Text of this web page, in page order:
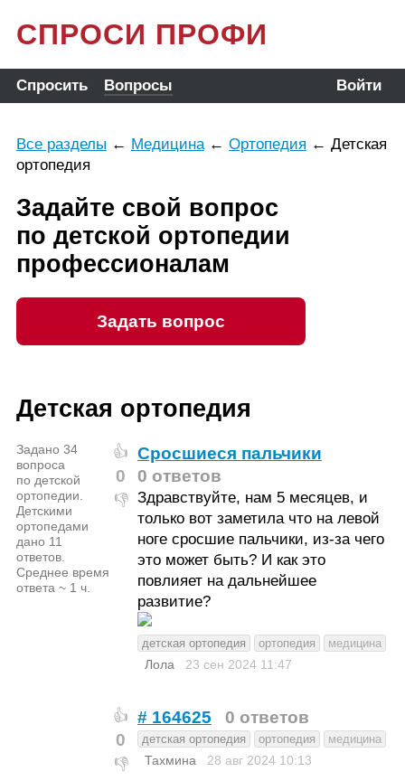
СПРОСИ ПРОФИ
Спросить Вопросы Войти
Все разделы ← Медицина← Ортопедия ← Детская
ортопедия
Задайте свой вопрос
по детской ортопедии
профессионалам
Задать вопрос
Детская ортопедия
Задано 34
вопроса
по детской
ортопедии.
Детскими
ортопедами
дано 11
ответов.
Среднее время
ответа ~ 1 ч.
👍
0
👎
Сросшиеся пальчики
0 ответов
Здравствуйте, нам 5 месяцев, и
только вот заметила что на левой
ноге сросшие пальчики, из-за чего
это может быть? И как это
повлияет на дальнейшее
развитие?
детская ортопедия ортопедия медицина
Лола 23 сен 2024 11:47
👍
0
👎
# 164625 0 ответов
детская ортопедия ортопедия медицина
Тахмина 28 авг 2024 10:13